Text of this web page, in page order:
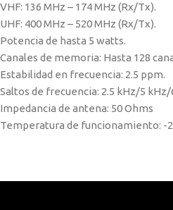
VHF: 136 MHz – 174 MHz (Rx/Tx).
UHF: 400 MHz – 520 MHz (Rx/Tx).
Potencia de hasta 5 watts.
Canales de memoria: Hasta 128
Estabilidad en frecuencia: 2.5 ppm.
Saltos de frecuencia: 2.5 kHz/5
Impedancia de antena: 50 Ohms
Temperatura de funcionamiento: -20